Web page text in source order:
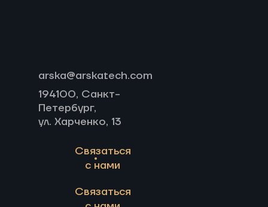
arska@arskatech.com
194100, Санкт-
Петербург,
ул. Харченко, 13
Связаться
с нами
Связаться